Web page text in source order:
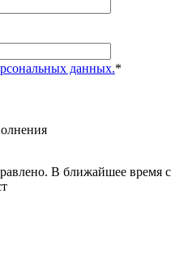
данных.*
В ближайшее время с